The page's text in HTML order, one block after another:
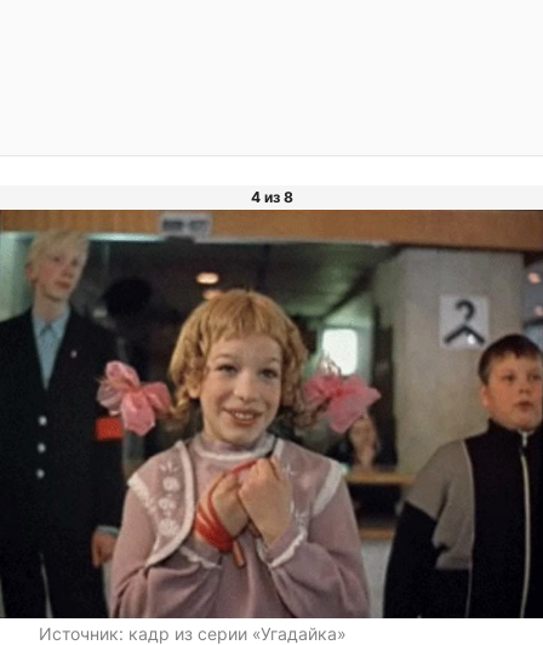
4 из 8
Источник: кадр из серии «Угадайка»